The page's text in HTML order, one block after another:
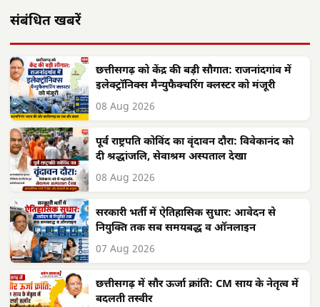
संबंधित खबरें
छत्तीसगढ़ को केंद्र की बड़ी सौगात: राजनांदगांव में
इलेक्ट्रॉनिक्स मैन्युफैक्चरिंग क्लस्टर को मंजूरी
08 Aug 2026
पूर्व राष्ट्रपति कोविंद का वृंदावन दौरा: विवेकानंद को
दी श्रद्धांजलि, सेवाश्रम अस्पताल देखा
08 Aug 2026
सरकारी भर्ती में ऐतिहासिक सुधार: आवेदन से
नियुक्ति तक सब समयबद्ध व ऑनलाइन
07 Aug 2026
छत्तीसगढ़ में सौर ऊर्जा क्रांति: CM साय के नेतृत्व में
बदलती तस्वीर